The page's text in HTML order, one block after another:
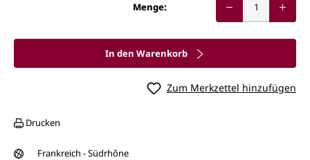
Menge:
In den Warenkorb
Zum Merkzettel hinzufügen
Drucken
Frankreich - Südrhône